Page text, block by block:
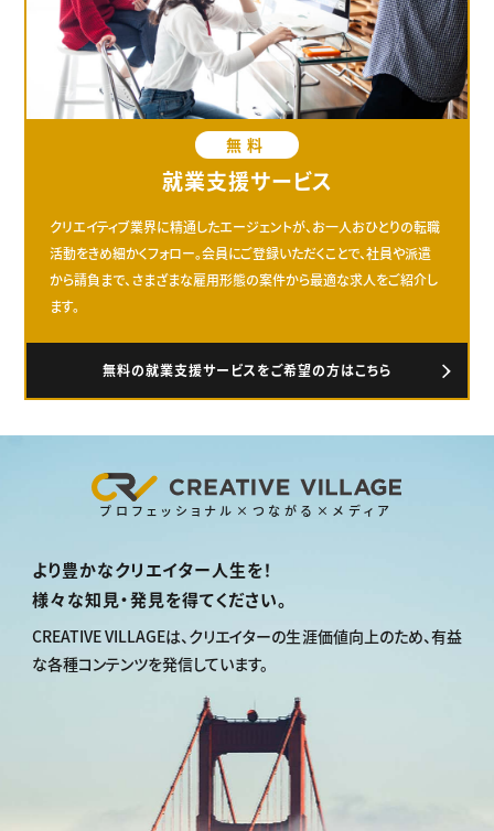
無料
就業支援サービス
クリエイティブ業界に精通したエージェントが、お一人おひとりの転職
活動をきめ細かくフォロー。会員にご登録いただくことで、社員や派遣
から請負まで、さまざまな雇用形態の案件から最適な求人をご紹介し
ます。
無料の就業支援サービスをご希望の方はこちら
プロフェッショナル×つながる×メディア
より豊かなクリエイター人生を！
様々な知見・発見を得てください。
CREATIVE VILLAGEは、 クリエイターの生涯価値向上のため、有益
な各種コンテンツを発信しています。